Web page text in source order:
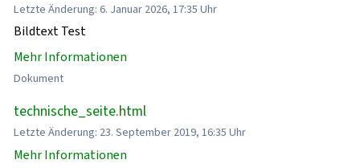
Letzte Änderung: 6. Januar 2026, 17:35 Uhr
Bildtext Test
Mehr Informationen
Dokument
technische_seite.html
Letzte Änderung: 23. September 2019, 16:35 Uhr
Mehr Informationen